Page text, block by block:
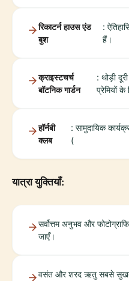
रिकाटर्न हाउस एंड
बुश
:
हैं।
क्राइस्टचर्च
बॉटनिक गार्डन
: थोड़ी
प्रेमियों के
हॉर्नबी
क्लब
: सामुदायिक
(
यात्रा युक्तियाँ:
सर्वोत्तम अनुभव और
जाएँ।
वसंत और शरद ऋतु सबसे सुखद